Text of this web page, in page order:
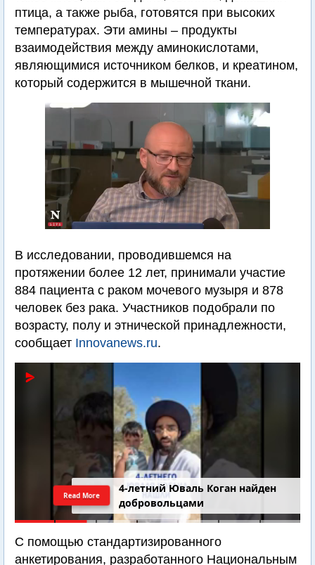
птица, а также рыба, готовятся при высоких
температурах. Эти амины – продукты
взаимодействия между аминокислотами,
являющимися источником белков, и креатином,
который содержится в мышечной ткани.
В исследовании, проводившемся на
протяжении более 12 лет, принимали участие
884 пациента с раком мочевого музыря и 878
человек без рака. Участников подобрали по
возрасту, полу и этнической принадлежности,
сообщает Innovanews.ru.
4-летний Юваль Коган найден
добровольцами
Read More
С помощью стандартизированного
анкетирования, разработанного Национальным